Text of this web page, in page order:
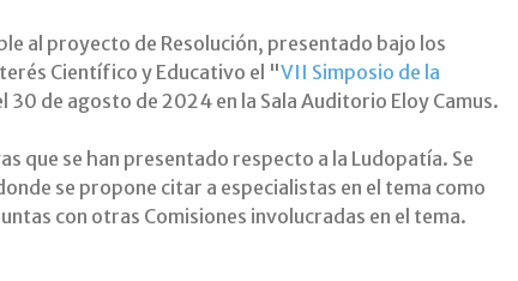
al proyecto de Resolución, presentado bajo los
Científico y Educativo el "VII Simposio de la
30 de agosto de 2024 en la Sala Auditorio Eloy Camus.
que se han presentado respecto a la Ludopatía. Se
se propone citar a especialistas en el tema como
con otras Comisiones involucradas en el tema.